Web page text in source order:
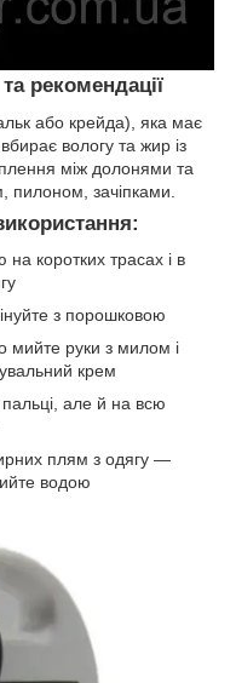
рекомендації
або крейда), яка має
вбирає вологу та жир із
між долонями та
зачіпками.
на коротких трасах і в
з порошковою
мийте руки з милом і
крем
пальці, але й на всю
плям з одягу —
водою